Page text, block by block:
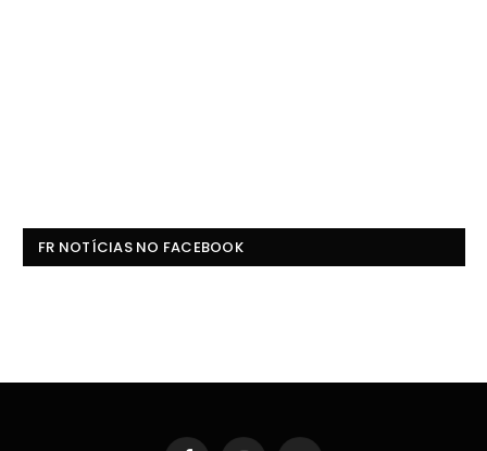
FR NOTÍCIAS NO FACEBOOK